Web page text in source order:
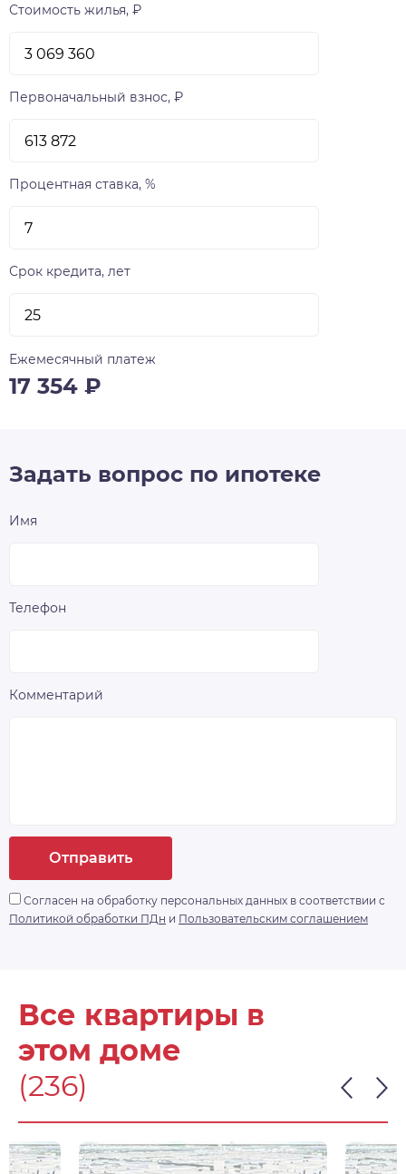
Стоимость жилья, ₽
Первоначальный взнос, ₽
Процентная ставка, %
Срок кредита, лет
Ежемесячный платеж
17 354 ₽
Задать вопрос по ипотеке
Имя
Телефон
Комментарий
Отправить
Согласен на обработку персональных данных в соответствии с
Политикой обработки ПДн и Пользовательским соглашением
Все квартиры в
этом доме
(236)